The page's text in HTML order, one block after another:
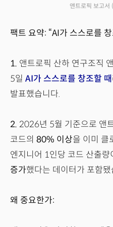
앤트로픽 보고서
팩트 요약: “AI가 스스로를
1. 앤트로픽 산하 연구조직
5일 AI가 스스로를 창조할 때
발표했습니다.
2. 2026년 5월 기준으로 앤
코드의 80% 이상을 이미 클
엔지니어 1인당 코드 산출량
증가했다는 데이터가 포함됐
왜 중요한가: